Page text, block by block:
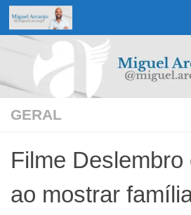
Skip to content
GERAL
Filme
ao mostrar